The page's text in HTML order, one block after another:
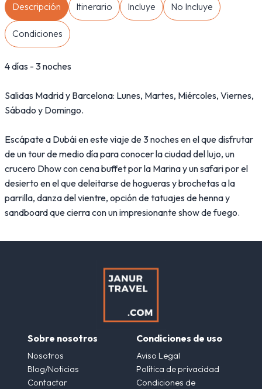
Descripción Itinerario Incluye No Incluye
Condiciones
4 días - 3 noches
Salidas Madrid y Barcelona: Lunes, Martes, Miércoles, Viernes,
Sábado y Domingo.
Escápate a Dubái en este viaje de 3 noches en el que disfrutar
de un tour de medio día para conocer la ciudad del lujo, un
crucero Dhow con cena buffet por la Marina y un safari por el
desierto en el que deleitarse de hogueras y brochetas a la
parrilla, danza del vientre, opción de tatuajes de henna y
sandboard que cierra con un impresionante show de fuego.
Sobre nosotros
Nosotros
Blog/Noticias
Contactar
Condiciones de uso
Aviso Legal
Política de privacidad
Condiciones de